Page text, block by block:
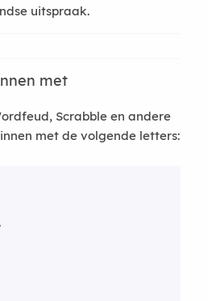
uitspraak.
met
Scrabble en andere
met de volgende letters: